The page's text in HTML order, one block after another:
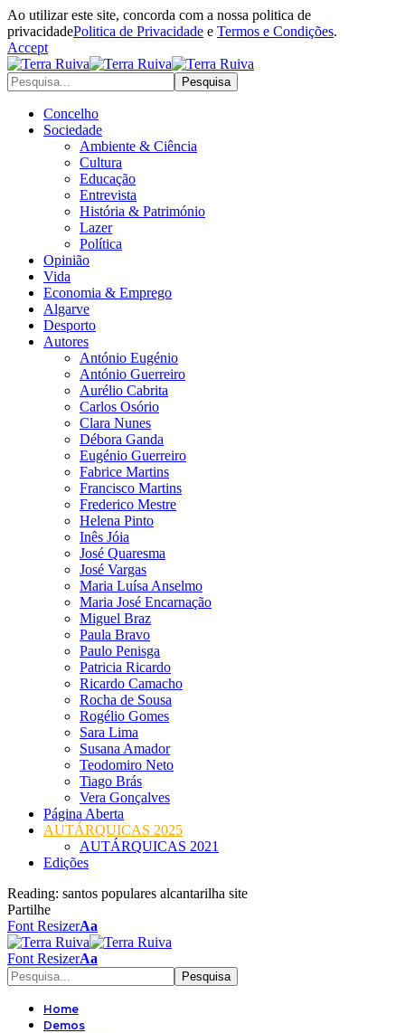
Ao utilizar este site, concorda com a nossa politica de
privacidadePolitica de Privacidade e Termos e Condições.
Accept
Concelho
Sociedade
Ambiente & Ciência
Cultura
Educação
Entrevista
História & Património
Lazer
Política
Opinião
Vida
Economia & Emprego
Algarve
Desporto
Autores
António Eugénio
António Guerreiro
Aurélio Cabrita
Carlos Osório
Clara Nunes
Débora Ganda
Eugénio Guerreiro
Fabrice Martins
Francisco Martins
Frederico Mestre
Helena Pinto
Inês Jóia
José Quaresma
José Vargas
Maria Luísa Anselmo
Maria José Encarnação
Miguel Braz
Paula Bravo
Paulo Penisga
Patricia Ricardo
Ricardo Camacho
Rocha de Sousa
Rogélio Gomes
Sara Lima
Susana Amador
Teodomiro Neto
Tiago Brás
Vera Gonçalves
Página Aberta
AUTÁRQUICAS 2025
AUTÁRQUICAS 2021
Edições
Reading: santos populares alcantarilha site
Partilhe
Font ResizerAa
Font ResizerAa
Home
Demos